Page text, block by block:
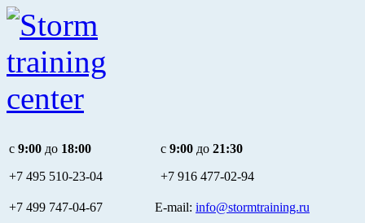
c 9:00 до 18:00
+7 495 510-23-04
c 9:00 до 21:30
+7 916 477-02-94
+7 499 747-04-67 E-mail: info@stormtraining.ru